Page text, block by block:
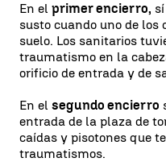
En el primer encierro,
susto cuando uno de los
suelo. Los sanitarios
traumatismo en la
orificio de entrada y de
En el segundo encierro
entrada de la plaza de
caídas y pisotones que
traumatismos.